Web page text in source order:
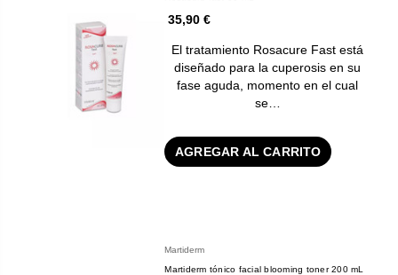
35,90 €
El tratamiento Rosacure Fast está
diseñado para la cuperosis en su
fase aguda, momento en el cual
se…
AGREGAR AL CARRITO
Martiderm
Martiderm tónico facial blooming toner 200 mL